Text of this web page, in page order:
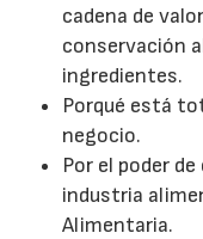
cadena de
conservación
ingredientes.
Porqué está
negocio.
Por el poder
industria
Alimentaria.